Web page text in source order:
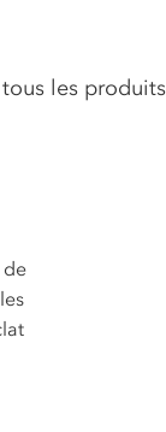
211
les produits
de